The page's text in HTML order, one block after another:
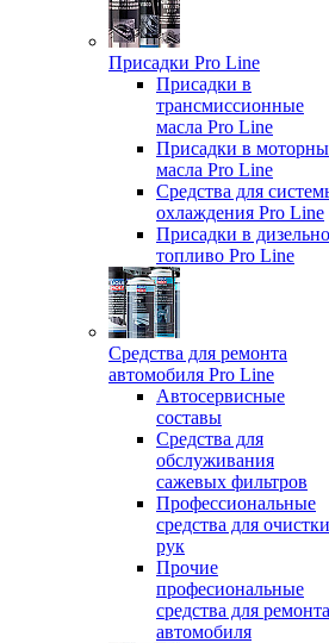
Присадки Pro Line
Присадки в
трансмиссионные
масла Pro Line
Присадки в
масла Pro Line
Средства для
охлаждения Pro Line
Присадки в
топливо Pro Line
Средства для ремонта
автомобиля Pro Line
Автосервисные
составы
Средства для
обслуживания
сажевых фильтров
Профессиональные
средства для очистки
рук
Прочие
професиональные
средства для ремонта
автомобиля